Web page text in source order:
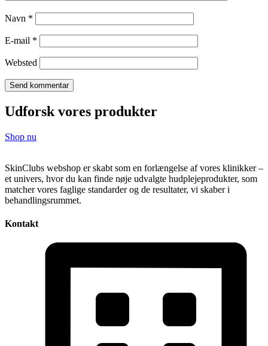
Navn *
E-mail *
Websted
Udforsk vores produkter
Shop nu
SkinClubs webshop er skabt som en forlængelse af vores klinikker –
et univers, hvor du kan finde nøje udvalgte hudplejeprodukter, som
matcher vores faglige standarder og de resultater, vi skaber i
behandlingsrummet.
Kontakt